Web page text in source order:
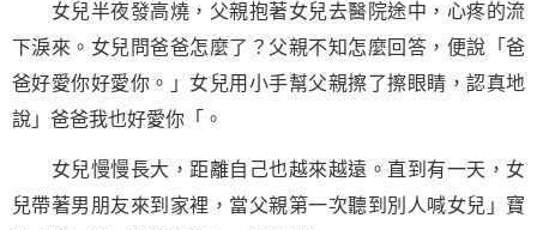
女兒半夜發高燒，父親抱著女兒去醫院途中，心疼的流
下淚來。女兒問爸爸怎麼了？父親不知怎麼回答，便說「爸
爸好愛你好愛你。」女兒用小手幫父親擦了擦眼睛，認真地
說」爸爸我也好愛你「。
女兒慢慢長大，距離自己也越來越遠。直到有一天，女
兒帶著男朋友來到家裡，當父親第一次聽到別人喊女兒」寶